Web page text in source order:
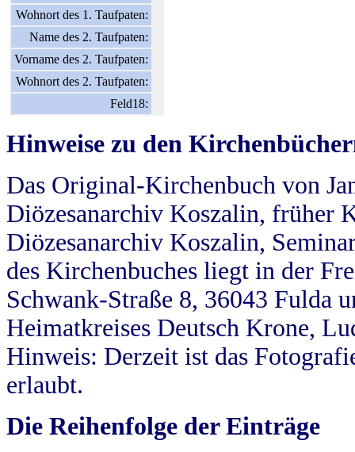
Wohnort des 1. Taufpaten:
Name des 2. Taufpaten:
Vorname des 2. Taufpaten:
Wohnort des 2. Taufpaten:
Feld18:
Hinweise zu den
Das Original-Kirchenbuch von
Diözesanarchiv Koszalin, früher
Diözesanarchiv Koszalin,
des Kirchenbuches liegt in der
Schwank-Straße 8, 36043 Fulda
Heimatkreises Deutsch Krone,
Hinweis: Derzeit ist das
erlaubt.
Die Reihenfolge der Einträge